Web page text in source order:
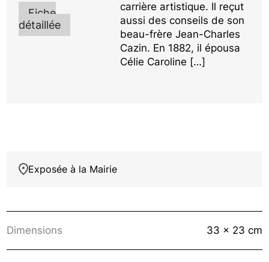
Fiche
détaillée
carrière artistique. Il reçut
aussi des conseils de son
beau-frère Jean-Charles
Cazin. En 1882, il épousa
Célie Caroline […]
Exposée à la Mairie
Dimensions 33 x 23 cm